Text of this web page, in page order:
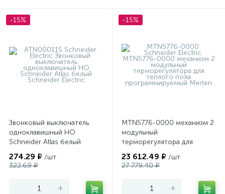
-15%
Звонковый выключатель
одноклавишный НО
Schneider Atlas белый
274.29 ₽ /шт
322.69 ₽
- +
-15%
MTN5776-0000 механизм 2
модульный
терморегулятора для
программируемый Merten
23 612.49 ₽ /шт
27 779.40 ₽
- +